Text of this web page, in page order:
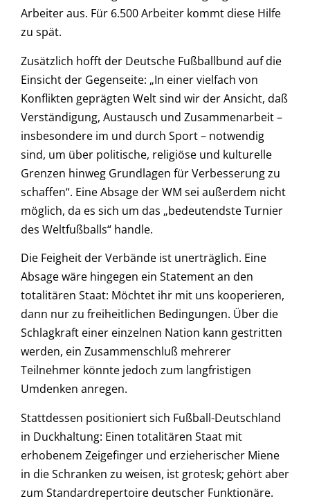
Arbeiter aus. Für 6.500 Arbeiter kommt diese Hilfe
zu spät.
Zusätzlich hofft der Deutsche Fußballbund auf die
Einsicht der Gegenseite: „In einer vielfach von
Konflikten geprägten Welt sind wir der Ansicht, daß
Verständigung, Austausch und Zusammenarbeit –
insbesondere im und durch Sport – notwendig
sind, um über politische, religiöse und kulturelle
Grenzen hinweg Grundlagen für Verbesserung zu
schaffen“. Eine Absage der WM sei außerdem nicht
möglich, da es sich um das „bedeutendste Turnier
des Weltfußballs“ handle.
Die Feigheit der Verbände ist unerträglich. Eine
Absage wäre hingegen ein Statement an den
totalitären Staat: Möchtet ihr mit uns kooperieren,
dann nur zu freiheitlichen Bedingungen. Über die
Schlagkraft einer einzelnen Nation kann gestritten
werden, ein Zusammenschluß mehrerer
Teilnehmer könnte jedoch zum langfristigen
Umdenken anregen.
Stattdessen positioniert sich Fußball-Deutschland
in Duckhaltung: Einen totalitären Staat mit
erhobenem Zeigefinger und erzieherischer Miene
in die Schranken zu weisen, ist grotesk; gehört aber
zum Standardrepertoire deutscher Funktionäre.